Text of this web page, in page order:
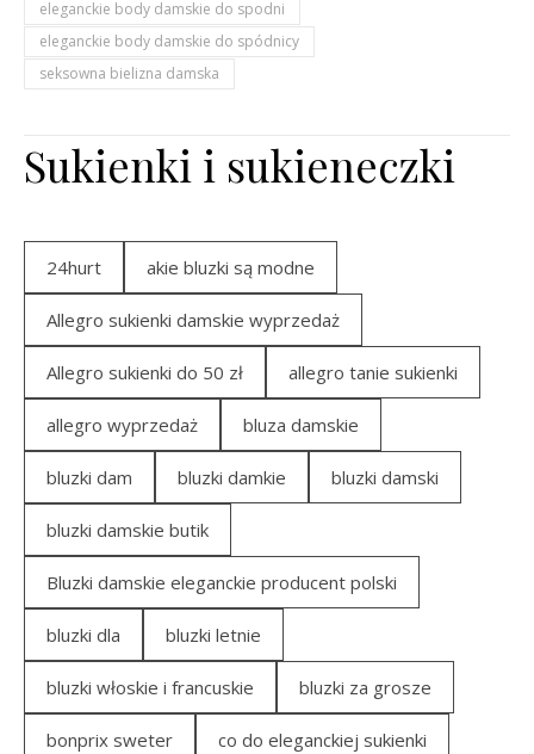
eleganckie body damskie do spodni
eleganckie body damskie do spódnicy
seksowna bielizna damska
Sukienki i sukieneczki
24hurt akie bluzki są modne
Allegro sukienki damskie wyprzedaż
Allegro sukienki do 50 zł allegro tanie sukienki
allegro wyprzedaż bluza damskie
bluzki dam bluzki damkie bluzki damski
bluzki damskie butik
Bluzki damskie eleganckie producent polski
bluzki dla bluzki letnie
bluzki włoskie i francuskie bluzki za grosze
bonprix sweter co do eleganckiej sukienki